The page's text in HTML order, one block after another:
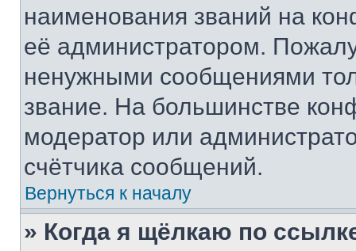
наименования званий на
её администратором.
ненужными сообщениями
звание. На большинстве
модератор или
счётчика сообщений.
Вернуться к началу
» Когда я щёлкаю по